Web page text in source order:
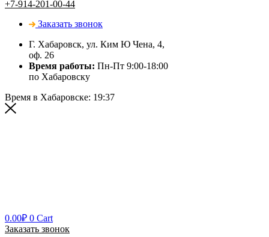
+7-914-201-00-44
Заказать звонок
Г. Хабаровск, ул. Ким Ю Чена, 4,
оф. 26
Время работы: Пн-Пт 9:00-18:00
по Хабаровску
Время в Хабаровске: 19:37
0.00₽ 0 Cart
Заказать звонок